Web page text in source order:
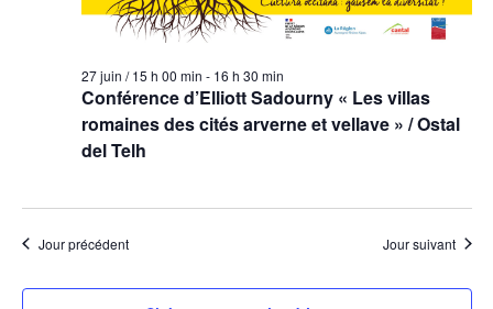
Conférence d’Elliott Sadourny « Les villas
romaines des cités arverne et vellave » / Ostal
del Telh
27 juin / 15 h 00 min - 16 h 30 min
Jour précédent Jour suivant